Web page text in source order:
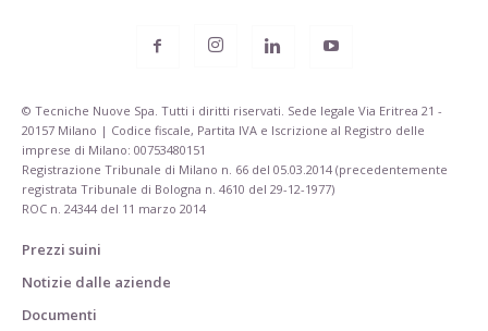
© Tecniche Nuove Spa. Tutti i diritti riservati. Sede legale Via Eritrea 21 -
20157 Milano | Codice fiscale, Partita IVA e Iscrizione al Registro delle
imprese di Milano: 00753480151
Registrazione Tribunale di Milano n. 66 del 05.03.2014 (precedentemente
registrata Tribunale di Bologna n. 4610 del 29-12-1977)
ROC n. 24344 del 11 marzo 2014
Prezzi suini
Notizie dalle aziende
Documenti